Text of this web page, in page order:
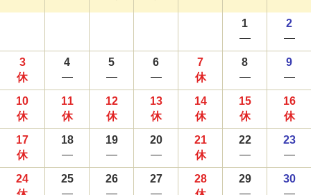
1 2
3 4 5 6 7 8 9
10 11 12 13 14 15 16
17 18 19 20 21 22 23
24 25 26 27 28 29 30